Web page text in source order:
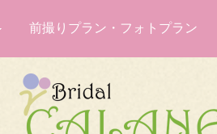
前撮りプラン・フォトプラン